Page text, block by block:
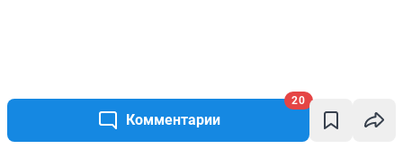
Комментарии
20